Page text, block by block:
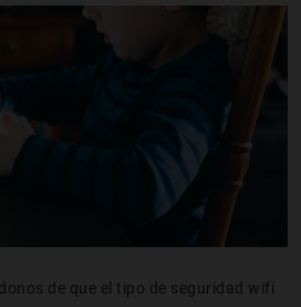
de que el tipo de seguridad wifi